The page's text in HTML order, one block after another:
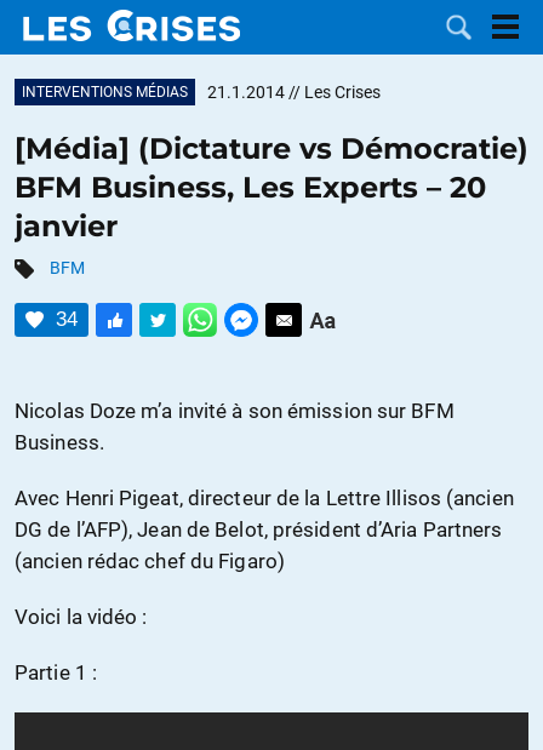
LES
DOSSIERS
CATÉGORIES
MOTS CLÉS
CONTACTER
FAIRE UN
DON
INTERVENTIONS MÉDIAS 21.1.2014 // Les Crises
[Média] (Dictature vs Démocratie)
BFM Business, Les Experts – 20
janvier
BFM
34
Nicolas Doze m’a invité à son émission sur BFM
Business.
Avec Henri Pigeat, directeur de la Lettre Illisos (ancien
DG de l’AFP), Jean de Belot, président d’Aria Partners
(ancien rédac chef du Figaro)
Voici la vidéo :
Partie 1 :